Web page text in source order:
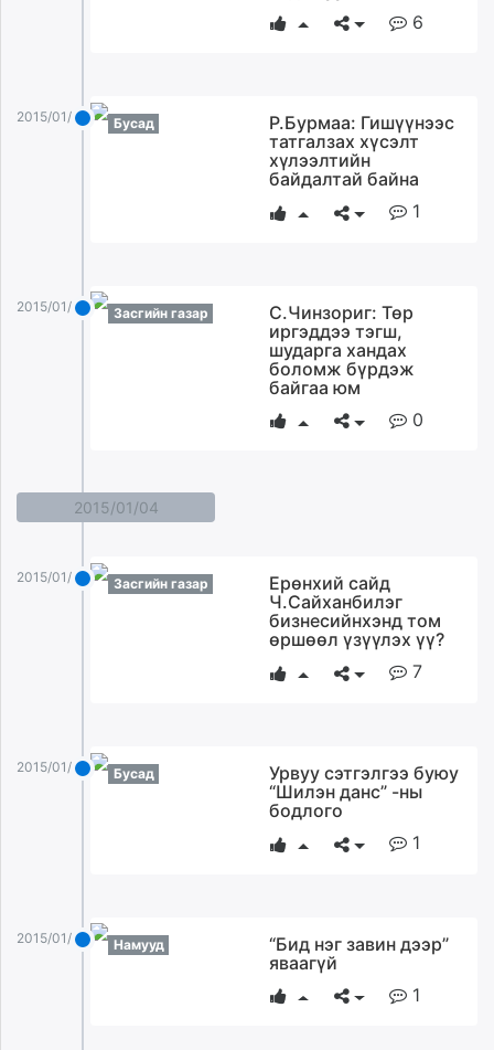
6
2015/01/05 Бусад
Р.Бурмаа: Гишүүнээс
татгалзах хүсэлт
хүлээлтийн
байдалтай байна
1
2015/01/05 Засгийн газар
С.Чинзориг: Төр
иргэддээ тэгш,
шударга хандах
боломж бүрдэж
байгаа юм
0
2015/01/04
2015/01/04 Засгийн газар
Ерөнхий сайд
Ч.Сайханбилэг
бизнесийнхэнд том
өршөөл үзүүлэх үү?
7
2015/01/04 Бусад
Урвуу сэтгэлгээ буюу
“Шилэн данс” -ны
бодлого
1
2015/01/04 Намууд
“Бид нэг завин дээр”
яваагүй
1